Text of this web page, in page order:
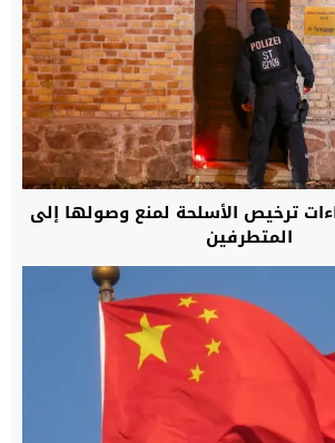
ترخيص الأسلحة لمنع وصولها إلى
المتطرفين